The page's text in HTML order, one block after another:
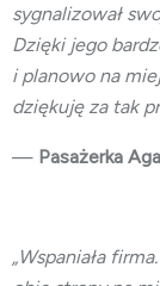
sygnalizował
Dzięki jego
i planowo na
dziękuję za tak
— Pasażerka
„Wspaniała